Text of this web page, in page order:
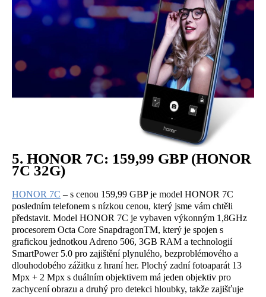
5. HONOR 7C: 159,99 GBP (HONOR
7C 32G)
HONOR 7C – s cenou 159,99 GBP je model HONOR 7C
posledním telefonem s nízkou cenou, který jsme vám chtěli
představit. Model HONOR 7C je vybaven výkonným 1,8GHz
procesorem Octa Core SnapdragonTM, který je spojen s
grafickou jednotkou Adreno 506, 3GB RAM a technologií
SmartPower 5.0 pro zajištění plynulého, bezproblémového a
dlouhodobého zážitku z hraní her. Plochý zadní fotoaparát 13
Mpx + 2 Mpx s duálním objektivem má jeden objektiv pro
zachycení obrazu a druhý pro detekci hloubky, takže zajišťuje